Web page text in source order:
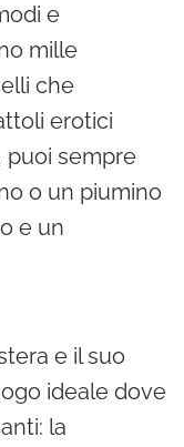
e
mille
che
erotici
puoi sempre
o un piumino
e un
e il suo
ideale dove
la